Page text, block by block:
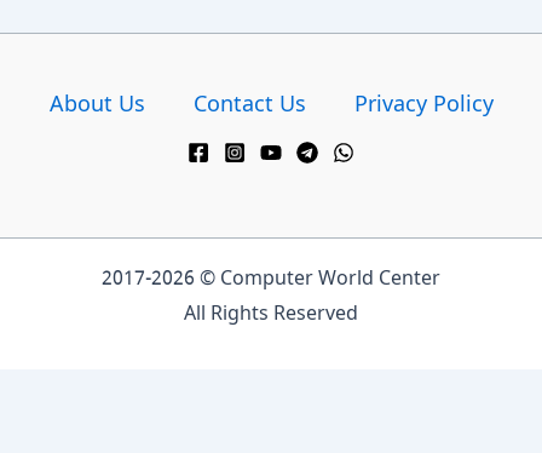
About Us Contact Us Privacy Policy
2017-2026 © Computer World Center
All Rights Reserved